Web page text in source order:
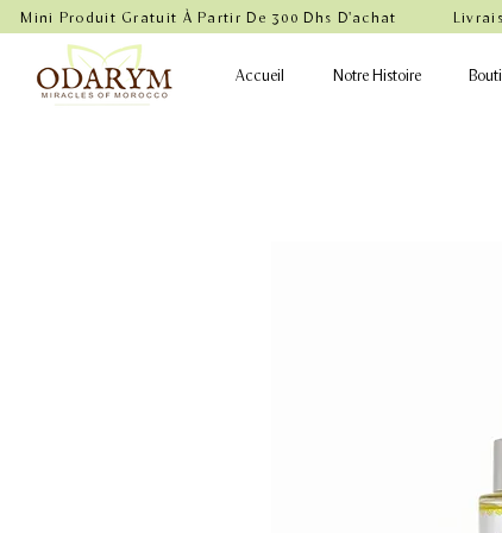
Mini Produit Gratuit À Partir De 300 Dhs D'achat
Accueil Notre Histoire